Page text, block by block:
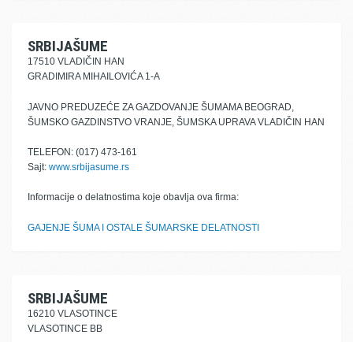
SRBIJAŠUME
17510 VLADIČIN HAN
GRADIMIRA MIHAILOVIĆA 1-A
JAVNO PREDUZEĆE ZA GAZDOVANJE ŠUMAMA BEOGRAD,
ŠUMSKO GAZDINSTVO VRANJE, ŠUMSKA UPRAVA VLADIČIN HAN
TELEFON: (017) 473-161
Sajt: www.srbijasume.rs
Informacije o delatnostima koje obavlja ova firma:
GAJENJE ŠUMA I OSTALE ŠUMARSKE DELATNOSTI
SRBIJAŠUME
16210 VLASOTINCE
VLASOTINCE BB